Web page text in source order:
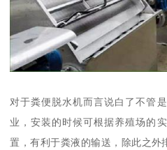
对于粪便脱水机而言说白了不管
业，安装的时候可根据养殖场的
置，有利于粪液的输送，除此之外